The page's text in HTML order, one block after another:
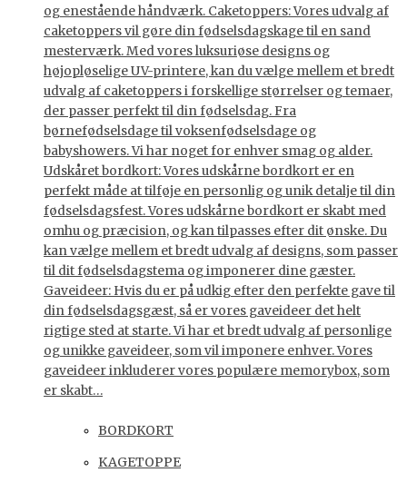
og enestående håndværk. Caketoppers: Vores udvalg af
caketoppers vil gøre din fødselsdagskage til en sand
mesterværk. Med vores luksuriøse designs og
højopløselige UV-printere, kan du vælge mellem et bredt
udvalg af caketoppers i forskellige størrelser og temaer,
der passer perfekt til din fødselsdag. Fra
børnefødselsdage til voksenfødselsdage og
babyshowers. Vi har noget for enhver smag og alder.
Udskåret bordkort: Vores udskårne bordkort er en
perfekt måde at tilføje en personlig og unik detalje til din
fødselsdagsfest. Vores udskårne bordkort er skabt med
omhu og præcision, og kan tilpasses efter dit ønske. Du
kan vælge mellem et bredt udvalg af designs, som passer
til dit fødselsdagstema og imponerer dine gæster.
Gaveideer: Hvis du er på udkig efter den perfekte gave til
din fødselsdagsgæst, så er vores gaveideer det helt
rigtige sted at starte. Vi har et bredt udvalg af personlige
og unikke gaveideer, som vil imponere enhver. Vores
gaveideer inkluderer vores populære memorybox, som
er skabt…
BORDKORT
KAGETOPPE